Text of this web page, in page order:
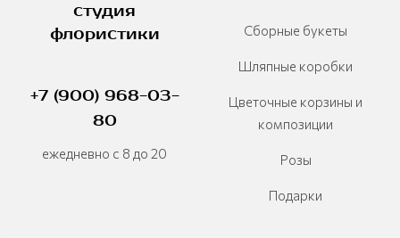
студия
флористики
+7 (900) 968-03-
80
ежедневно с 8 до 20
Сборные букеты
Шляпные коробки
Цветочные корзины и
композиции
Розы
Подарки